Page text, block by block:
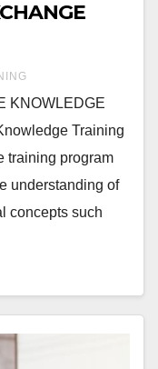
KNOWLEDGE
Training
training program
understanding of
concepts such